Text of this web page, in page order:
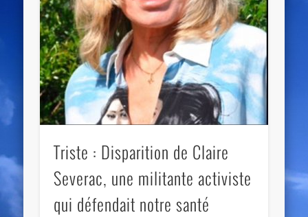
Triste : Disparition de Claire
Severac, une militante activiste
qui défendait notre santé